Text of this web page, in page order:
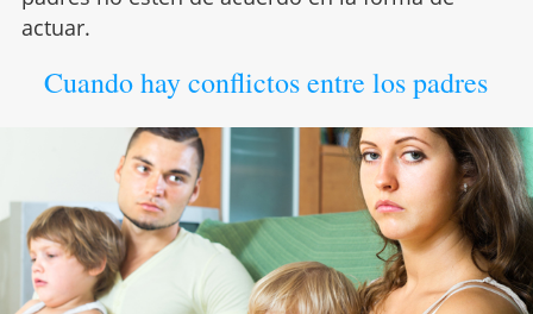
actuar.
Cuando hay conflictos entre los padres